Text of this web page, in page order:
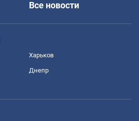
Все новости
Харьков
Днепр